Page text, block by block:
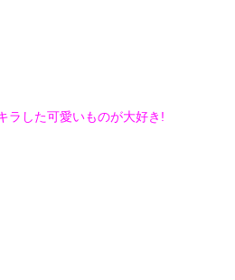
ラした可愛いものが大好き!